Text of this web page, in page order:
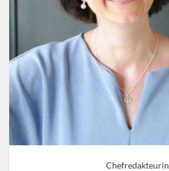
Chefredakteurin